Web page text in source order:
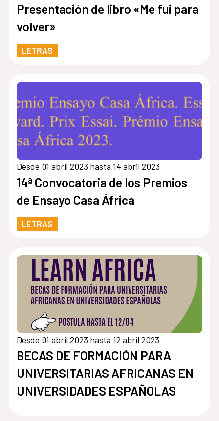
Presentación de libro «Me fui para
volver»
LETRAS
Desde 01 abril 2023 hasta 14 abril 2023
14ª Convocatoria de los Premios
de Ensayo Casa África
LETRAS
Desde 01 abril 2023 hasta 12 abril 2023
BECAS DE FORMACIÓN PARA
UNIVERSITARIAS AFRICANAS EN
UNIVERSIDADES ESPAÑOLAS